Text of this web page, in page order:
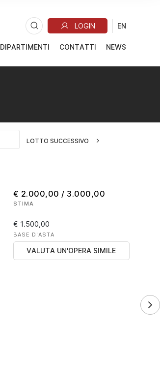
DIPARTIMENTI CONTATTI NEWS
LOTTO SUCCESSIVO
€ 2.000,00 / 3.000,00
STIMA
€ 1.500,00
BASE D'ASTA
VALUTA UN'OPERA SIMILE